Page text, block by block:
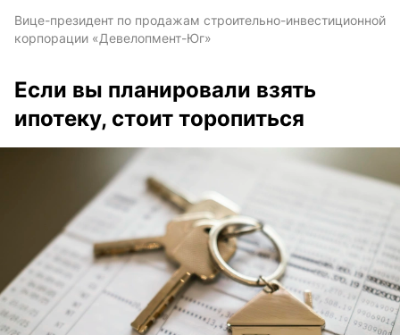
Вице-президент по продажам строительно-инвестиционной
корпорации «Девелопмент-Юг»
Если вы планировали взять
ипотеку, стоит торопиться